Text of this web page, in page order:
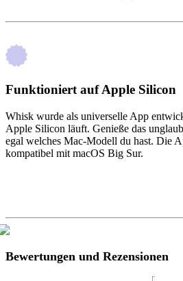
Funktioniert auf Apple Silicon
Whisk wurde als universelle App
Apple Silicon läuft. Genieße das
egal welches Mac-Modell du hast. Die
kompatibel mit macOS Big Sur.
Bewertungen und Rezensionen